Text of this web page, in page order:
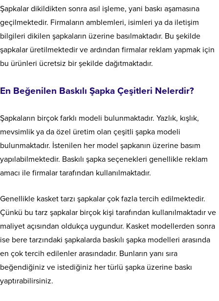
Şapkalar dikildikten sonra asıl işleme, yani baskı aşamasına
geçilmektedir. Firmaların amblemleri, isimleri ya da iletişim
bilgileri dikilen şapkaların üzerine basılmaktadır. Bu şekilde
şapkalar üretilmektedir ve ardından firmalar reklam yapmak için
bu ürünleri ücretsiz bir şekilde dağıtmaktadır.
En Beğenilen Baskılı Şapka Çeşitleri Nelerdir?
Şapkaların birçok farklı modeli bulunmaktadır. Yazlık, kışlık,
mevsimlik ya da özel üretim olan çeşitli şapka modeli
bulunmaktadır. İstenilen her model şapkanın üzerine basım
yapılabilmektedir. Baskılı şapka seçenekleri genellikle reklam
amacı ile firmalar tarafından kullanılmaktadır.
Genellikle kasket tarzı şapkalar çok fazla tercih edilmektedir.
Çünkü bu tarz şapkalar birçok kişi tarafından kullanılmaktadır ve
maliyet açısından oldukça uygundur. Kasket modellerden sonra
ise bere tarzındaki şapkalarda baskılı şapka modelleri arasında
en çok tercih edilenler arasındadır. Bunların yanı sıra
beğendiğiniz ve istediğiniz her türlü şapka üzerine baskı
yaptırabilirsiniz.